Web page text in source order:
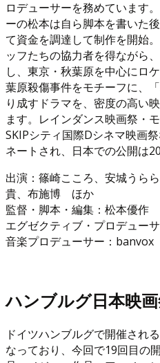
ロデューサーを務めています
ーの松本は自ら脚本を書いた
て資金を調達して制作を開始
ッフたちの協力者を得ながら
し、東京・秋葉原を中心にロ
葉原殺傷事件をモチーフに、
り成すドラマを、密度の高い
ます。レインダンス映画祭・
SKIPシティ国際Dシネマ映画
ネートされ、日本での公開は
出演：篠崎こころ、安城うら
貴、布施博 ほか
監督・脚本・編集：松本優作
エグゼクティブ・プロデュー
音楽プロデューサー：banvox
ハンブルグ日本映
ドイツハンブルグで開催され
なっており、今回で19回目の